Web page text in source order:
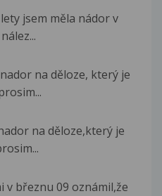
jsem měla nádor v
na děloze, který je
na děloze,který je
v březnu 09 oznámil,že